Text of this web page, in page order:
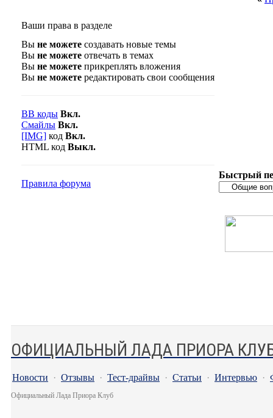
Ваши права в разделе
Вы не можете создавать новые темы
Вы не можете отвечать в темах
Вы не можете прикреплять вложения
Вы не можете редактировать свои сообщения
BB коды Вкл.
Смайлы Вкл.
[IMG] код Вкл.
HTML код Выкл.
Правила форума
Быстрый
ОФИЦИАЛЬНЫЙ ЛАДА ПРИОРА
Новости · Отзывы · Тест-драйвы · Статьи · Интервью ·
Официальный Лада Приора Клуб